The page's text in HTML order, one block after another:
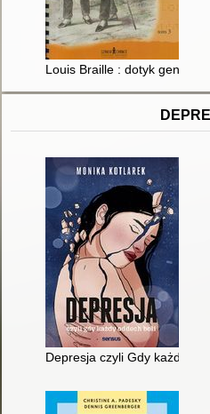
Louis Braille : dotyk
Depresja czyli Gdy każdy